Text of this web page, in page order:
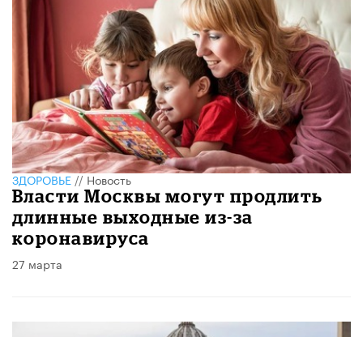
ЗДОРОВЬЕ//Новость
Власти Москвы могут продлить
длинные выходные из-за
коронавируса
27 марта